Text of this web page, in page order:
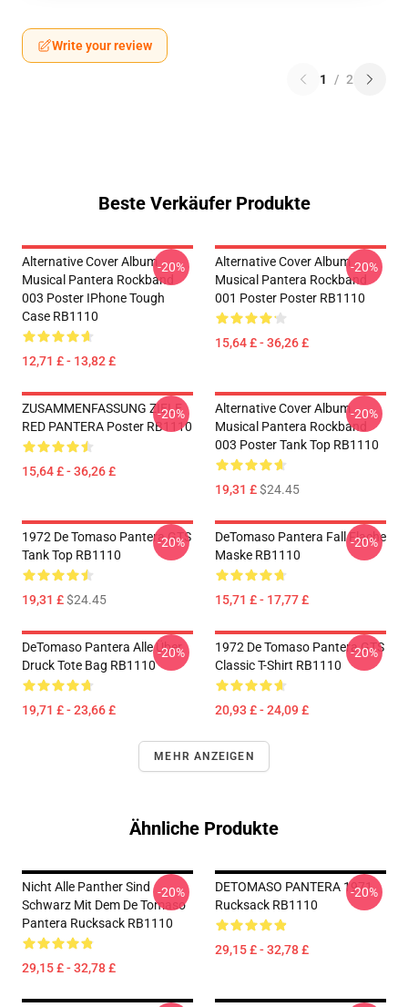
Write your review
1 / 2
Beste Verkäufer Produkte
Alternative Cover Album
Musical Pantera Rockband
003 Poster IPhone Tough
Case RB1110
12,71 £ - 13,82 £
-20%
Alternative Cover Album
Musical Pantera Rockband
001 Poster Poster RB1110
15,64 £ - 36,26 £
-20%
ZUSAMMENFASSUNG ZIELE
RED PANTERA Poster RB1110
15,64 £ - 36,26 £
-20%
Alternative Cover Album
Musical Pantera Rockband
003 Poster Tank Top RB1110
19,31 £$24.45
-20%
1972 De Tomaso Pantera GTS
Tank Top RB1110
19,31 £$24.45
-20%
DeTomaso Pantera Fall Flache
Maske RB1110
15,71 £ - 17,77 £
-20%
DeTomaso Pantera Alle Über
Druck Tote Bag RB1110
19,71 £ - 23,66 £
-20%
1972 De Tomaso Pantera GTS
Classic T-Shirt RB1110
20,93 £ - 24,09 £
-20%
MEHR ANZEIGEN
Ähnliche Produkte
Nicht Alle Panther Sind
Schwarz Mit Dem De Tomaso
Pantera Rucksack RB1110
29,15 £ - 32,78 £
-20%
DETOMASO PANTERA 1971
Rucksack RB1110
29,15 £ - 32,78 £
-20%